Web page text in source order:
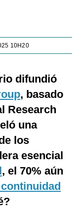
10H20
difundió
, basado
Research
una
los
esencial
, el 70% aún